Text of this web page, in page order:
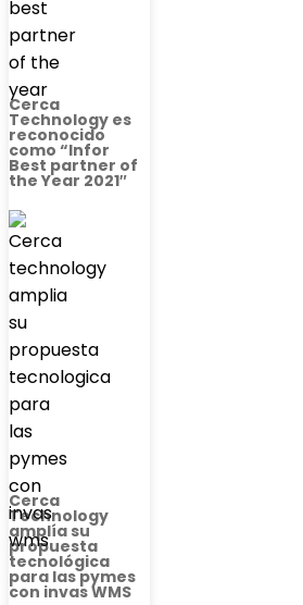
Cerca
Technology es
reconocido
como “Infor
Best partner of
the Year 2021″
Cerca
Technology
amplía su
propuesta
tecnológica
para las pymes
con invas WMS